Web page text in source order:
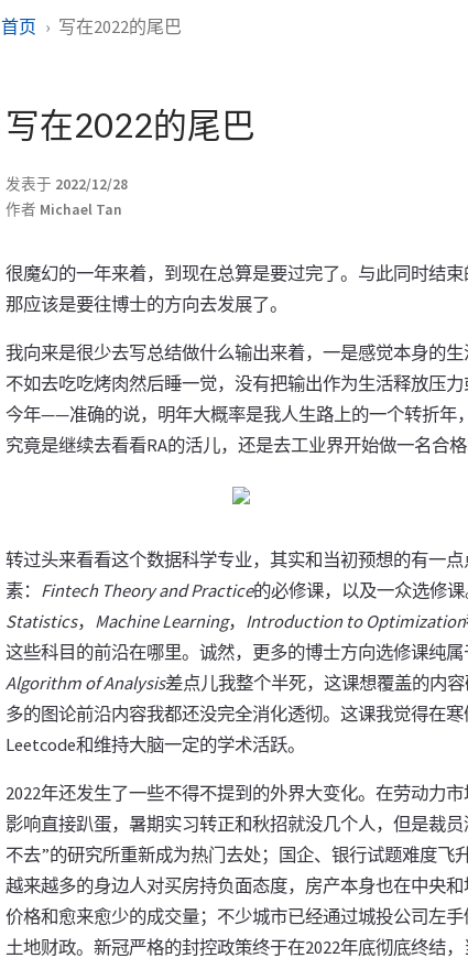
首页 写在2022的尾巴
写在2022的尾巴
发表于 2022/12/28
作者 Michael Tan
很魔幻的一年来着，到现在总算是要过完了。与此同时结
那应该是要往博士的方向去发展了。
我向来是很少去写总结做什么输出来着，一是感觉本身的
不如去吃吃烤肉然后睡一觉，没有把输出作为生活释放压
今年——准确的说，明年大概率是我人生路上的一个转折年
究竟是继续去看看RA的活儿，还是去工业界开始做一名合格
转过头来看看这个数据科学专业，其实和当初预想的有一
素： Fintech Theory and Practice的必修课，以及一众选修
Statistics， Machine Learning， Introduction to Optimization
这些科目的前沿在哪里。诚然，更多的博士方向选修课纯
Algorithm of Analysis差点儿我整个半死，这课想覆盖的内
多的图论前沿内容我都还没完全消化透彻。这课我觉得在
Leetcode和维持大脑一定的学术活跃。
2022年还发生了一些不得不提到的外界大变化。在劳动力
影响直接趴蛋，暑期实习转正和秋招就没几个人，但是裁
不去”的研究所重新成为热门去处；国企、银行试题难度飞
越来越多的身边人对买房持负面态度，房产本身也在中央
价格和愈来愈少的成交量；不少城市已经通过城投公司左
土地财政。新冠严格的封控政策终于在2022年底彻底终结